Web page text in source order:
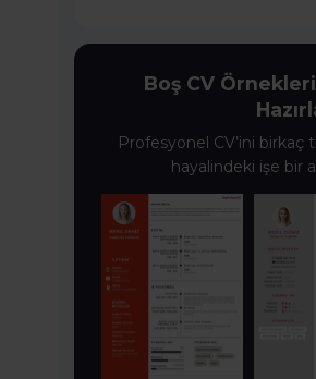
Boş CV
Profesyonel CV’ini birkaç
hayalindeki işe bir